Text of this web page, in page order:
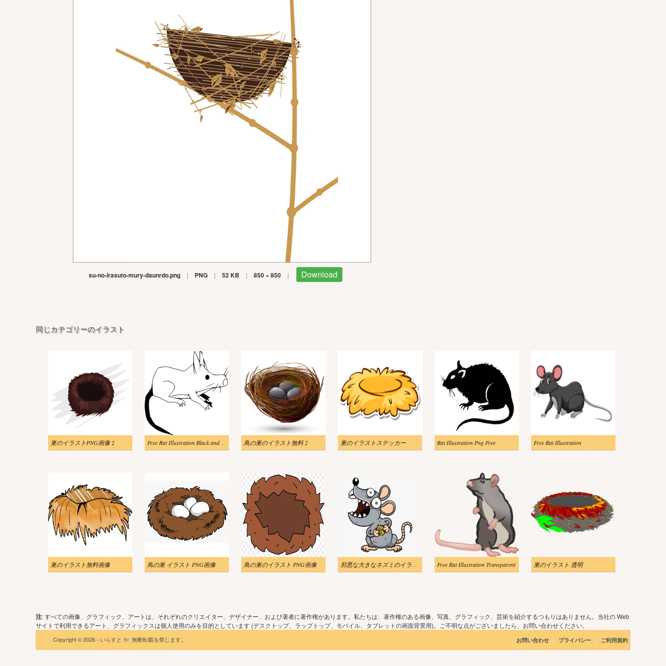
su-no-irasuto-mury-daunrdo.png | PNG | 52 KB | 850 × 850 | Download
同じカテゴリーのイラスト
巣のイラストPNG画像 2 Free Rat Illustration Black and White 鳥の巣のイラスト無料 2 巣のイラストステッカー Rat Illustration Png Free Free Rat Illustration
巣のイラスト無料画像 鳥の巣 イラスト PNG画像 鳥の巣のイラスト PNG画像 邪悪な大きなネズミのイラスト png Free Rat Illustration Transparent 巣のイラスト 透明
注: すべての画像、グラフィック、アートは、それぞれのクリエイター、デザイナー、および著者に著作権があります。私たちは、著作権のある画像、写真、グラフィック、芸術を紹介するつもりはありません。当社の Web
サイトで利用できるアート、グラフィックスは個人使用のみを目的としています (デスクトップ、ラップトップ、モバイル、タブレットの画面背景用)。ご不明な点がございましたら、お問い合わせください。
Copyright © 2026 - いらすと や. 無断転載を禁じます。 お問い合わせ | プライバシー | ご利用規約